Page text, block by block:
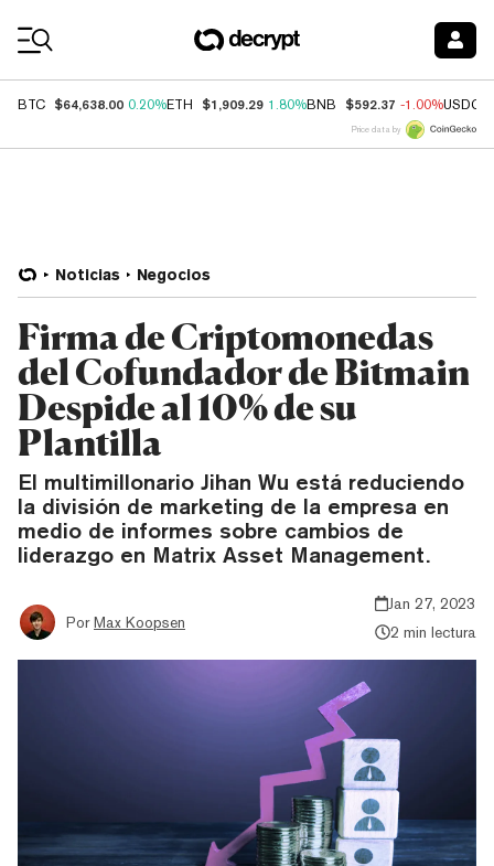
BTC $64,638.00 0.20%ETH $1,909.29 1.80%BNB $592.37 -1.00%USDC
Price data by
Noticias Negocios
Firma de Criptomonedas
del Cofundador de Bitmain
Despide al 10% de su
Plantilla
El multimillonario Jihan Wu está reduciendo
la división de marketing de la empresa en
medio de informes sobre cambios de
liderazgo en Matrix Asset Management.
Por Max Koopsen
Jan 27, 2023
2 min lectura